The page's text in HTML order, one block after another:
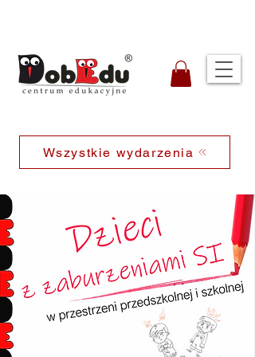
Wszystkie wydarzenia